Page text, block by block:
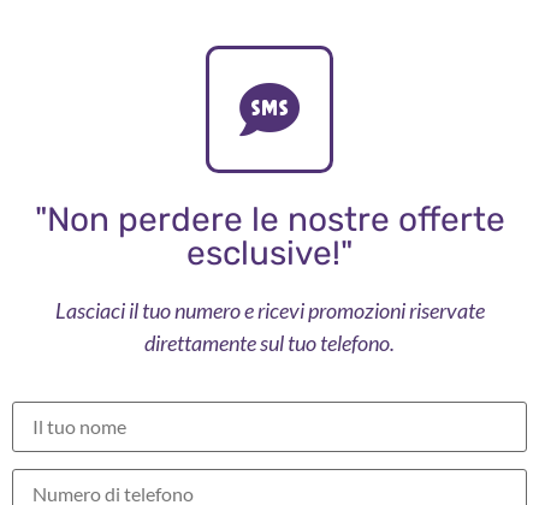
"Non perdere le nostre offerte
esclusive!"
Lasciaci il tuo numero e ricevi promozioni riservate
direttamente sul tuo telefono.